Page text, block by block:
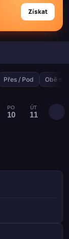
Získat
Přes / Pod Obě
PO
10
ÚT
11